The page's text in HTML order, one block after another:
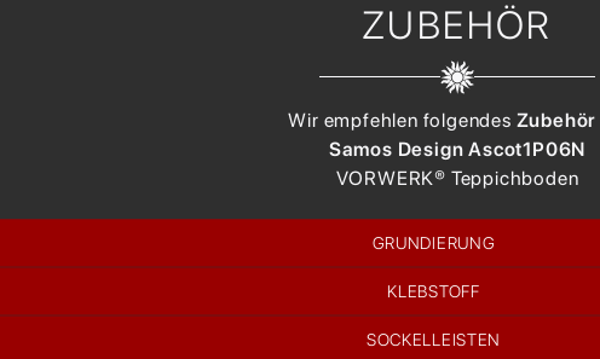
ZUBEHÖR
Wir empfehlen folgendes Zubehör
Samos Design Ascot1P06N
VORWERK® Teppichboden
GRUNDIERUNG
KLEBSTOFF
SOCKELLEISTEN